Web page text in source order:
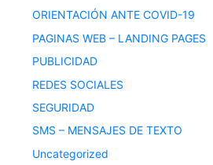
ORIENTACIÓN ANTE COVID-19
PAGINAS WEB – LANDING PAGES
PUBLICIDAD
REDES SOCIALES
SEGURIDAD
SMS – MENSAJES DE TEXTO
Uncategorized